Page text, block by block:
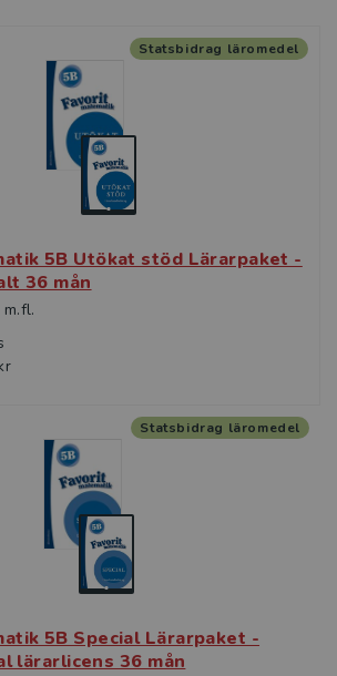
5B Utökat stöd Lärarpaket -
36 mån
Statsbidrag läromedel
5B Special Lärarpaket -
lärarlicens 36 mån
Statsbidrag läromedel